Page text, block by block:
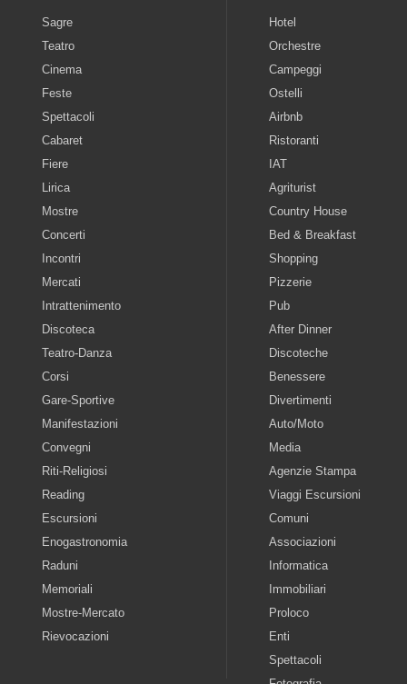
Sagre
Teatro
Cinema
Feste
Spettacoli
Cabaret
Fiere
Lirica
Mostre
Concerti
Incontri
Mercati
Intrattenimento
Discoteca
Teatro-Danza
Corsi
Gare-Sportive
Manifestazioni
Convegni
Riti-Religiosi
Reading
Escursioni
Enogastronomia
Raduni
Memoriali
Mostre-Mercato
Rievocazioni
Hotel
Orchestre
Campeggi
Ostelli
Airbnb
Ristoranti
IAT
Agriturist
Country House
Bed & Breakfast
Shopping
Pizzerie
Pub
After Dinner
Discoteche
Benessere
Divertimenti
Auto/Moto
Media
Agenzie Stampa
Viaggi Escursioni
Comuni
Associazioni
Informatica
Immobiliari
Proloco
Enti
Spettacoli